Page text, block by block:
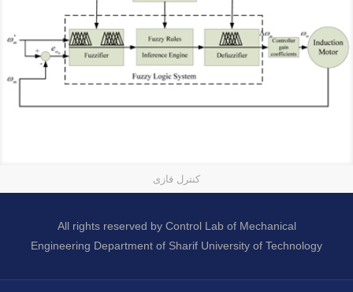
کنترل فازی
All rights reserved by Control Lab of Mechanical
Engineering Department of Sharif University of Technology